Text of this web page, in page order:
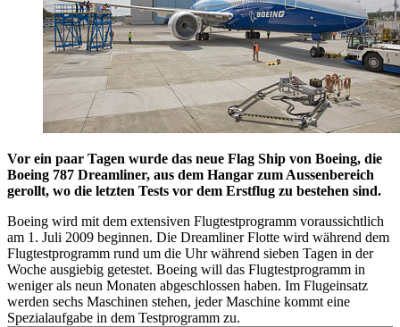
Vor ein paar Tagen wurde das neue Flag Ship von Boeing, die
Boeing 787 Dreamliner, aus dem Hangar zum Aussenbereich
gerollt, wo die letzten Tests vor dem Erstflug zu bestehen sind.
Boeing wird mit dem extensiven Flugtestprogramm voraussichtlich
am 1. Juli 2009 beginnen. Die Dreamliner Flotte wird während dem
Flugtestprogramm rund um die Uhr während sieben Tagen in der
Woche ausgiebig getestet. Boeing will das Flugtestprogramm in
weniger als neun Monaten abgeschlossen haben. Im Flugeinsatz
werden sechs Maschinen stehen, jeder Maschine kommt eine
Spezialaufgabe in dem Testprogramm zu.